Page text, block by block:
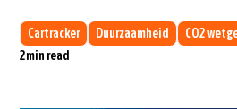
Cartracker Duurzaamheid CO2
2min read